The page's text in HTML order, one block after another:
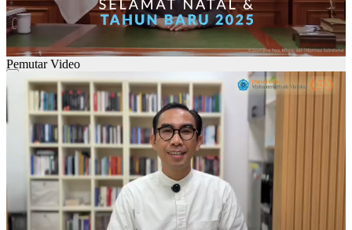
00:00
00:00
01:28
Pemutar Video